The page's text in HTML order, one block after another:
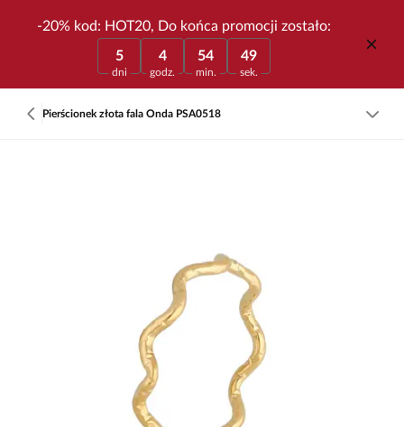
-20% kod: HOT20, Do końca promocji zostało:
5
dni
4
godz.
54
min.
49
sek.
Pierścionek złota fala Onda PSA0518